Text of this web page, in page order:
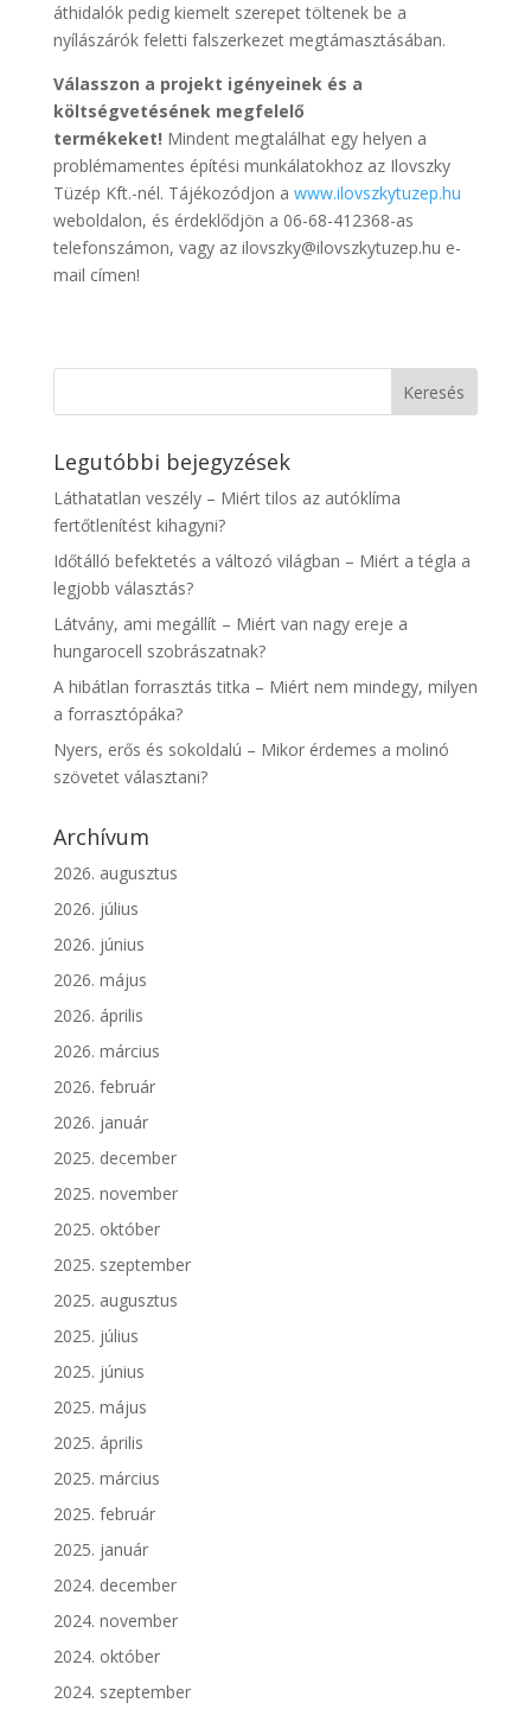
áthidalók pedig kiemelt szerepet töltenek be a
nyílászárók feletti falszerkezet megtámasztásában.
Válasszon a projekt igényeinek és a
költségvetésének megfelelő
termékeket! Mindent megtalálhat egy helyen a
problémamentes építési munkálatokhoz az Ilovszky
Tüzép Kft.-nél. Tájékozódjon a www.ilovszkytuzep.hu
weboldalon, és érdeklődjön a 06-68-412368-as
telefonszámon, vagy az ilovszky@ilovszkytuzep.hu e-
mail címen!
Legutóbbi bejegyzések
Láthatatlan veszély – Miért tilos az autóklíma
fertőtlenítést kihagyni?
Időtálló befektetés a változó világban – Miért a tégla a
legjobb választás?
Látvány, ami megállít – Miért van nagy ereje a
hungarocell szobrászatnak?
A hibátlan forrasztás titka – Miért nem mindegy, milyen
a forrasztópáka?
Nyers, erős és sokoldalú – Mikor érdemes a molinó
szövetet választani?
Archívum
2026. augusztus
2026. július
2026. június
2026. május
2026. április
2026. március
2026. február
2026. január
2025. december
2025. november
2025. október
2025. szeptember
2025. augusztus
2025. július
2025. június
2025. május
2025. április
2025. március
2025. február
2025. január
2024. december
2024. november
2024. október
2024. szeptember